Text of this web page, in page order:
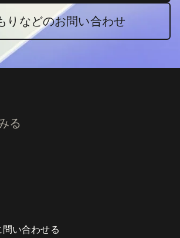
りなどのお問い合わせ
る
い合わせる